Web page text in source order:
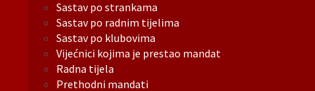
Sastav po strankama
Sastav po radnim tijelima
Sastav po klubovima
Vijećnici kojima je prestao mandat
Radna tijela
Prethodni mandati